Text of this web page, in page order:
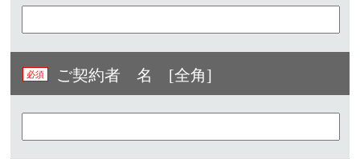
ご契約者 名 [全角]